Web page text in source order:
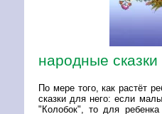
народные сказки
По мере того, как растёт
сказки для него: если
"Колобок", то для